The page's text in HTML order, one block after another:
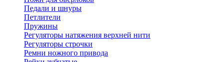
Педали и шнуры
Петлители
Пружины
Регуляторы натяжения верхней нити
Регуляторы строчки
Ремни ножного привода